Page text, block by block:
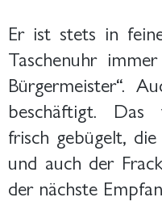
Er ist stets in
Taschenuhr
Bürgermeister“.
beschäftigt.
frisch gebügelt,
und auch der
der nächste